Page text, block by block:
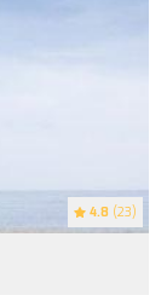
4.8 (23)